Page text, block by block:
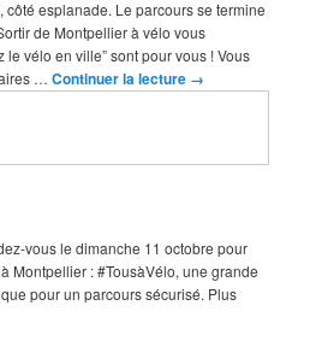
côté esplanade. Le parcours se termine
de Montpellier à vélo vous
le vélo en ville” sont pour vous ! Vous
…Continuer la lecture →
vous le dimanche 11 octobre pour
Montpellier : #TousàVélo, une grande
pour un parcours sécurisé. Plus